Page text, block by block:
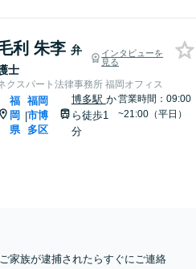
利 朱李 弁
士
インタビューを
見る
クスパート法律事務所 福岡オフィス
福
岡
県
|
福岡
市博
多区
博多駅 か
ら徒歩1
分
営業時間：09:00
~21:00（平日）
家族が逮捕されたらすぐにご連絡